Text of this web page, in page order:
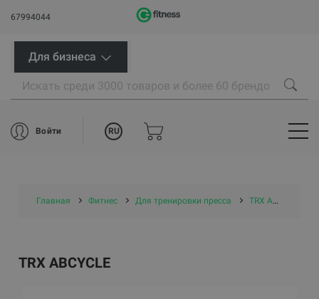
67994044
Для бизнеса
Войти RU
Главная Фитнес Для тренировки пресса TRX AbCycle
TRX ABCYCLE